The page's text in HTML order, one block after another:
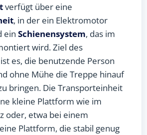
verfügt über eine
, in der ein Elektromotor
ein Schienensystem, das im
wird. Ziel des
ist es, die benutzende Person
ohne Mühe die Treppe hinauf
bringen. Die Transporteinheit
kleine Plattform wie im
oder, etwa bei einem
Plattform, die stabil genug